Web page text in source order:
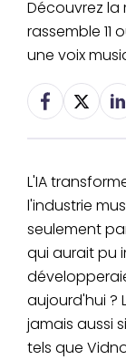
Découvrez la
rassemble
une voix
L'IA
l'industrie
seulement
qui aurait pu
aujourd'hui ?
jamais aussi
tels que